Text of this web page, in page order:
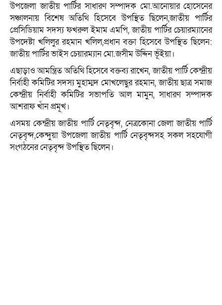
উপজেলা জাতীয় পার্টির সাধারণ সম্পাদক মো.আনোয়ার হোসেনের
সঞ্চালনায় বিশেষ অতিথি হিসেবে উপস্থিত ছিলেন,জাতীয় পার্টির
প্রেসিডিয়াম সদস্য ফখরুল ইমাম এমপি, জাতীয় পার্টির চেয়ারম্যানের
উপদেষ্টা খলিলুর রহমান খলিল,প্রধান বক্তা হিসেবে উপস্থিত ছিলেন:
জাতীয় পার্টির ভাইস চেয়ারম্যান মো.জসীম উদ্দিন ভূঁইয়া।
এছাড়াও আমন্ত্রিত অতিথি হিসেবে বক্তব্য রাখেন, জাতীয় পার্টি কেন্দ্রীয়
নির্বাহী কমিটির সদস্য মুহাম্মদ মোখলেছুর রহমান, জাতীয় ছাত্র সমাজ
কেন্দ্রীয় নির্বাহী কমিটির সভাপতি আল মামুন, সাধারণ সম্পাদক
আশরাফ খাঁন প্রমূখ।
এসময় কেন্দ্রীয় জাতীয় পার্টি নেতৃবৃন্দ, নেত্রকোনা জেলা জাতীয় পার্টি
নেতৃবৃন্দ,কেন্দুয়া উপজেলা জাতীয় পার্টি নেতৃবৃন্দসহ সকল সহযোগী
সংগঠনের নেতৃবৃন্দ উপস্থিত ছিলেন।